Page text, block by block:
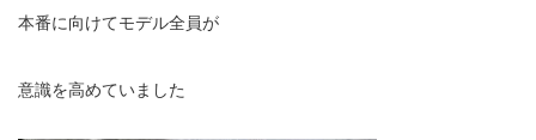
本番に向けてモデル全員が
意識を高めていました